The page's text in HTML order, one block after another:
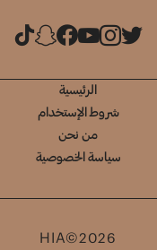
الرئيسية
شروط الإستخدام
من نحن
سياسة الخصوصية
HIA©2026